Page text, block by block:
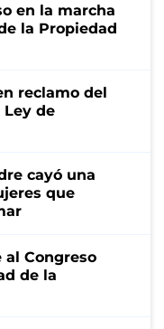
en la marcha
la Propiedad
reclamo del
de
cayó una
que
al Congreso
de la